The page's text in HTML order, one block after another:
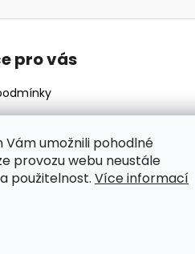
Vám umožnili pohodlné
provozu webu neustále
použitelnost. Více informací
pro vás